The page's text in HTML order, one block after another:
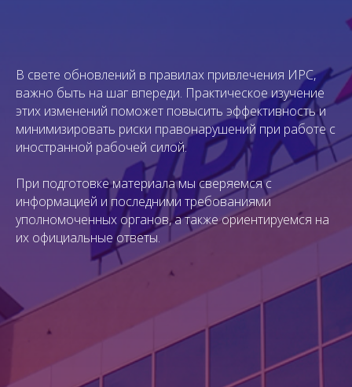
В свете обновлений в правилах привлечения ИРС,
важно быть на шаг впереди. Практическое изучение
этих изменений поможет повысить эффективность и
минимизировать риски правонарушений при работе с
иностранной рабочей силой.
При подготовке материала мы сверяемся с
информацией и последними требованиями
уполномоченных органов, а также ориентируемся на
их официальные ответы.